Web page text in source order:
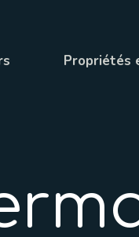
Propriétés